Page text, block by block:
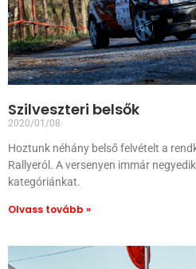
Szilveszteri belsők
2020/01/08
Hoztunk néhány belső felvételt a
Rallyeról. A versenyen immár
kategóriánkat.
Olvass tovább »